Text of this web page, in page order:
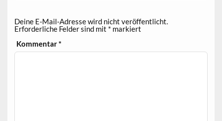
Deine E-Mail-Adresse wird nicht veröffentlicht.
Erforderliche Felder sind mit * markiert
Kommentar*